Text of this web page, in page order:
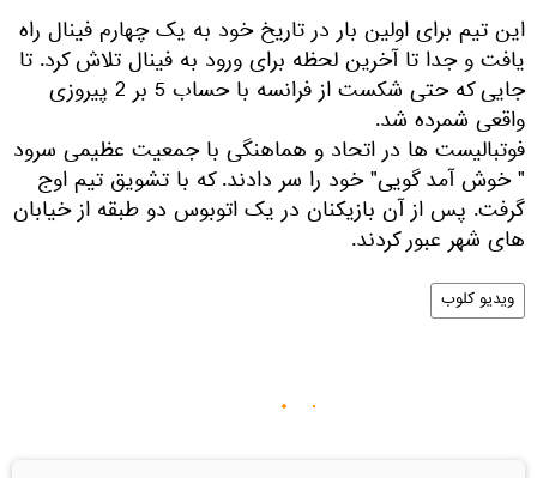
این تیم برای اولین بار در تاریخ خود به یک چهارم فینال راه
یافت و جدا تا آخرین لحظه برای ورود به فینال تلاش کرد. تا
جایی که حتی شکست از فرانسه با حساب 5 بر 2 پیروزی
واقعی شمرده شد.
فوتبالیست ها در اتحاد و هماهنگی با جمعیت عظیمی سرود
" خوش آمد گویی" خود را سر دادند. که با تشویق تیم اوج
گرفت. پس از آن بازیکنان در یک اتوبوس دو طبقه از خیابان
های شهر عبور کردند.
ویدیو کلوب